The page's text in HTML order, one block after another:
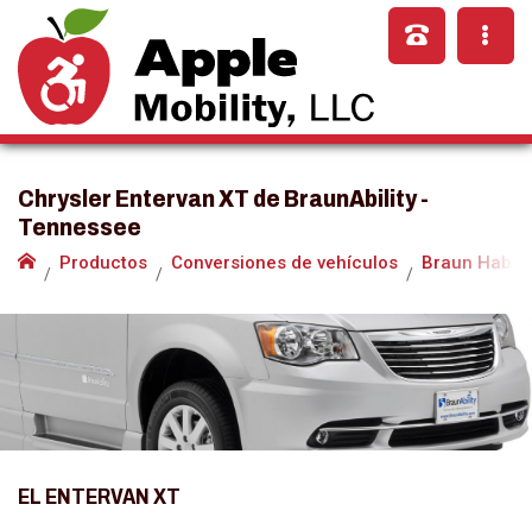
Chrysler Entervan XT de BraunAbility -
Tennessee
Productos Conversiones de vehículos Braun
EL ENTERVAN XT